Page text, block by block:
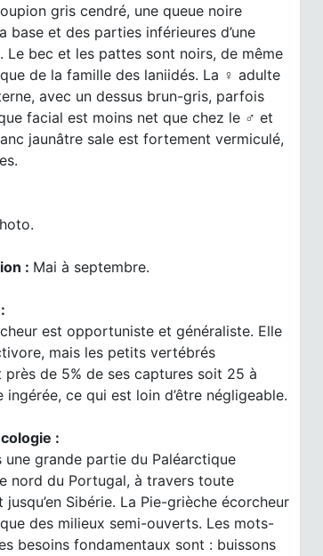
gris cendré, une queue noire
base et des parties inférieures d’une
Le bec et les pattes sont noirs, de même
de la famille des laniidés. La ♀ adulte
avec un dessus brun-gris, parfois
facial est moins net que chez le ♂ et
jaunâtre sale est fortement vermiculé,
: Mai à septembre.
est opportuniste et généraliste. Elle
mais les petits vertébrés
de 5% de ses captures soit 25 à
ingérée, ce qui est loin d’être négligeable.
:
une grande partie du Paléarctique
nord du Portugal, à travers toute
jusqu’en Sibérie. La Pie-grièche écorcheur
des milieux semi-ouverts. Les mots-
besoins fondamentaux sont : buissons